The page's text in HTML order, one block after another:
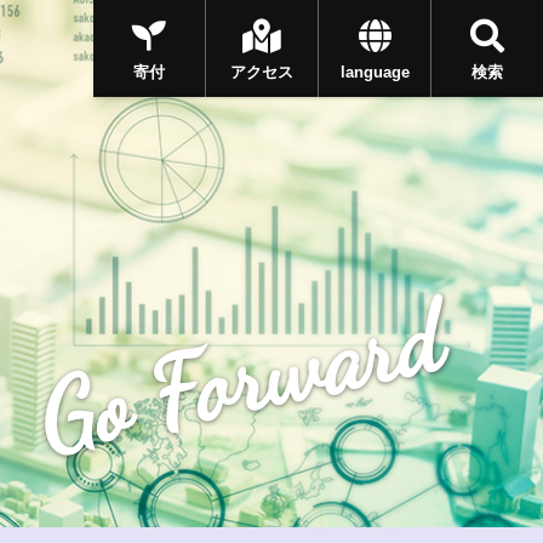
検索
language
アクセス
寄付
Go Forward